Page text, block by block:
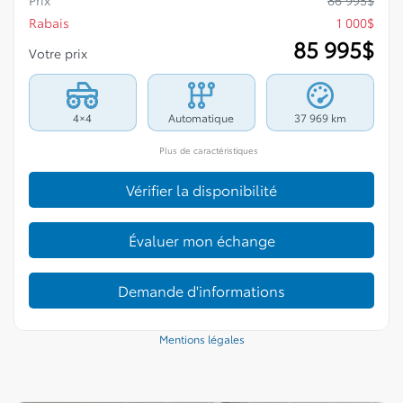
Rabais
1 000$
Votre prix
85 995$
4×4 Automatique 37 969 km
Plus de caractéristiques
Vérifier la disponibilité
Évaluer mon échange
Demande d'informations
Mentions légales